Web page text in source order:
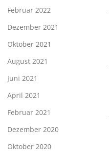
Februar 2022
Dezember 2021
Oktober 2021
August 2021
Juni 2021
April 2021
Februar 2021
Dezember 2020
Oktober 2020